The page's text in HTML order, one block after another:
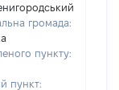
громада:
пункту:
пункт: